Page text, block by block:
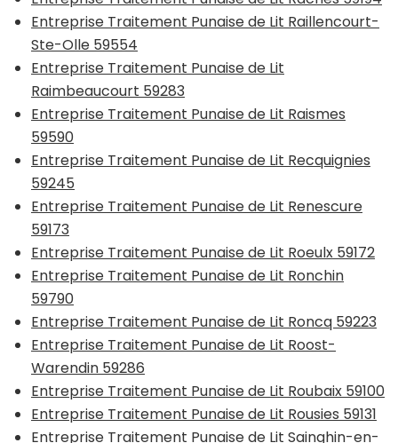
Entreprise Traitement Punaise de Lit Raillencourt-
Ste-Olle 59554
Entreprise Traitement Punaise de Lit
Raimbeaucourt 59283
Entreprise Traitement Punaise de Lit Raismes
59590
Entreprise Traitement Punaise de Lit Recquignies
59245
Entreprise Traitement Punaise de Lit Renescure
59173
Entreprise Traitement Punaise de Lit Roeulx 59172
Entreprise Traitement Punaise de Lit Ronchin
59790
Entreprise Traitement Punaise de Lit Roncq 59223
Entreprise Traitement Punaise de Lit Roost-
Warendin 59286
Entreprise Traitement Punaise de Lit Roubaix 59100
Entreprise Traitement Punaise de Lit Rousies 59131
Entreprise Traitement Punaise de Lit Sainghin-en-